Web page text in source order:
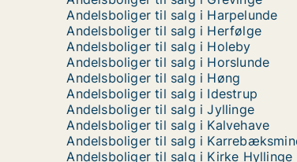
Andelsboliger til salg i Harpelunde
Andelsboliger til salg i Herfølge
Andelsboliger til salg i Holeby
Andelsboliger til salg i Horslunde
Andelsboliger til salg i Høng
Andelsboliger til salg i Idestrup
Andelsboliger til salg i Jyllinge
Andelsboliger til salg i Kalvehave
Andelsboliger til salg i
Andelsboliger til salg i Kirke Hyllinge